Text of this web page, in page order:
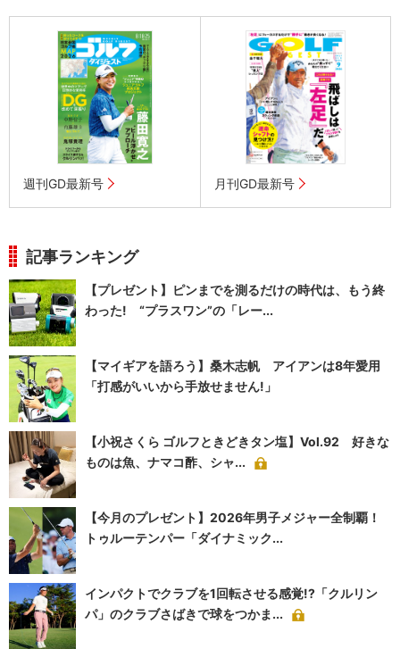
週刊GD最新号 月刊GD最新号
記事ランキング
【プレゼント】ピンまでを測るだけの時代は、もう終
わった! “プラスワン”の「レー...
【マイギアを語ろう】桑木志帆 アイアンは8年愛用
「打感がいいから手放せません!」
【小祝さくら ゴルフときどきタン塩】Vol.92 好きな
ものは魚、ナマコ酢、シャ...
【今月のプレゼント】2026年男子メジャー全制覇！
トゥルーテンパー「ダイナミック...
インパクトでクラブを1回転させる感覚!?「クルリン
パ」のクラブさばきで球をつかま...